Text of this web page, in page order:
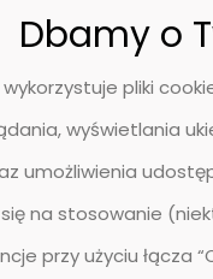
Dbamy o
pliki
wyświetlania
umożliwienia
na stosowanie
przy użyciu łącza